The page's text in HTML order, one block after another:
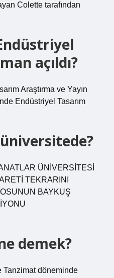
Colette tarafından
açıldı?
Araştırma ve Yayın
Endüstriyel Tasarım
ÜNİVERSİTESİ
TEKRARINI
BAYKUŞ
demek?
Tanzimat döneminde